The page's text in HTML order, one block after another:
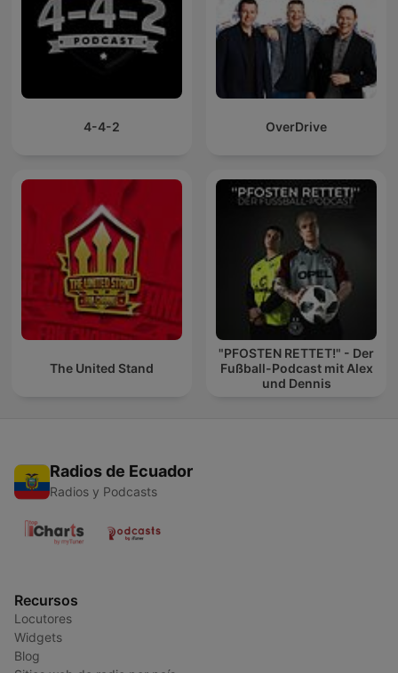
4-4-2 OverDrive
The United Stand
"PFOSTEN RETTET!" - Der
Fußball-Podcast mit Alex
und Dennis
Radios de Ecuador
Radios y Podcasts
Recursos
Locutores
Widgets
Blog